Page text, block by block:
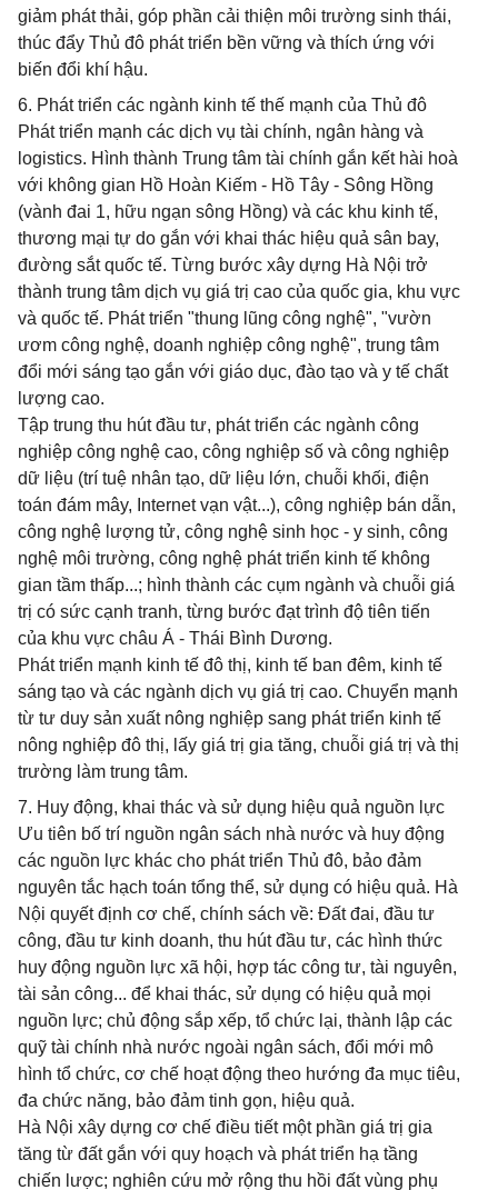
giảm phát thải, góp phần cải thiện môi trường sinh thái,
thúc đẩy Thủ đô phát triển bền vững và thích ứng với
biến đổi khí hậu.
6. Phát triển các ngành kinh tế thế mạnh của Thủ đô
Phát triển mạnh các dịch vụ tài chính, ngân hàng và
logistics. Hình thành Trung tâm tài chính gắn kết hài hoà
với không gian Hồ Hoàn Kiếm - Hồ Tây - Sông Hồng
(vành đai 1, hữu ngạn sông Hồng) và các khu kinh tế,
thương mại tự do gắn với khai thác hiệu quả sân bay,
đường sắt quốc tế. Từng bước xây dựng Hà Nội trở
thành trung tâm dịch vụ giá trị cao của quốc gia, khu vực
và quốc tế. Phát triển "thung lũng công nghệ", "vườn
ươm công nghệ, doanh nghiệp công nghệ", trung tâm
đổi mới sáng tạo gắn với giáo dục, đào tạo và y tế chất
lượng cao.
Tập trung thu hút đầu tư, phát triển các ngành công
nghiệp công nghệ cao, công nghiệp số và công nghiệp
dữ liệu (trí tuệ nhân tạo, dữ liệu lớn, chuỗi khối, điện
toán đám mây, Internet vạn vật...), công nghiệp bán dẫn,
công nghệ lượng tử, công nghệ sinh học - y sinh, công
nghệ môi trường, công nghệ phát triển kinh tế không
gian tầm thấp...; hình thành các cụm ngành và chuỗi giá
trị có sức cạnh tranh, từng bước đạt trình độ tiên tiến
của khu vực châu Á - Thái Bình Dương.
Phát triển mạnh kinh tế đô thị, kinh tế ban đêm, kinh tế
sáng tạo và các ngành dịch vụ giá trị cao. Chuyển mạnh
từ tư duy sản xuất nông nghiệp sang phát triển kinh tế
nông nghiệp đô thị, lấy giá trị gia tăng, chuỗi giá trị và thị
trường làm trung tâm.
7. Huy động, khai thác và sử dụng hiệu quả nguồn lực
Ưu tiên bố trí nguồn ngân sách nhà nước và huy động
các nguồn lực khác cho phát triển Thủ đô, bảo đảm
nguyên tắc hạch toán tổng thể, sử dụng có hiệu quả. Hà
Nội quyết định cơ chế, chính sách về: Đất đai, đầu tư
công, đầu tư kinh doanh, thu hút đầu tư, các hình thức
huy động nguồn lực xã hội, hợp tác công tư, tài nguyên,
tài sản công... để khai thác, sử dụng có hiệu quả mọi
nguồn lực; chủ động sắp xếp, tổ chức lại, thành lập các
quỹ tài chính nhà nước ngoài ngân sách, đổi mới mô
hình tổ chức, cơ chế hoạt động theo hướng đa mục tiêu,
đa chức năng, bảo đảm tinh gọn, hiệu quả.
Hà Nội xây dựng cơ chế điều tiết một phần giá trị gia
tăng từ đất gắn với quy hoạch và phát triển hạ tầng
chiến lược; nghiên cứu mở rộng thu hồi đất vùng phụ